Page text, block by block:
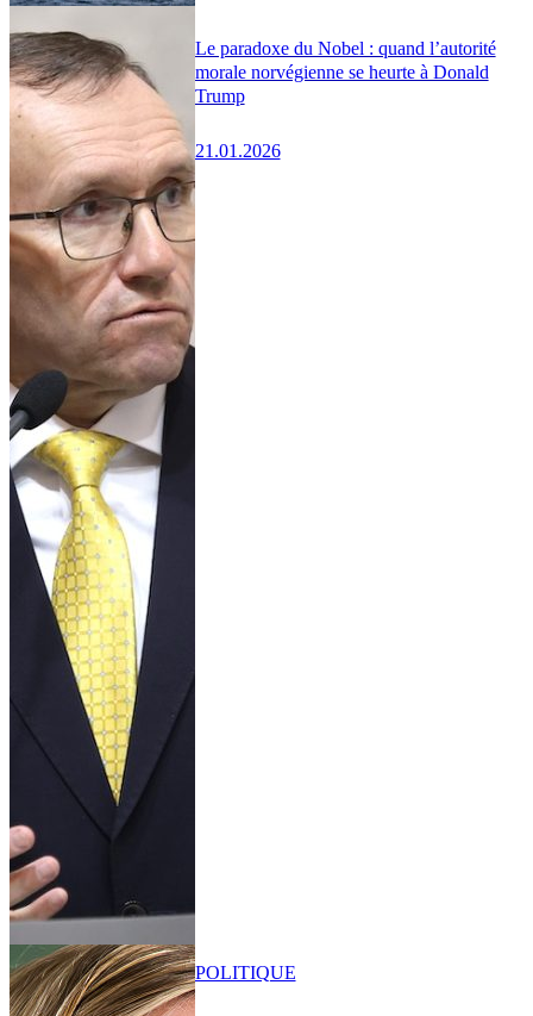
Le paradoxe du Nobel : quand l’autorité
morale norvégienne se heurte à Donald
Trump
21.01.2026
POLITIQUE